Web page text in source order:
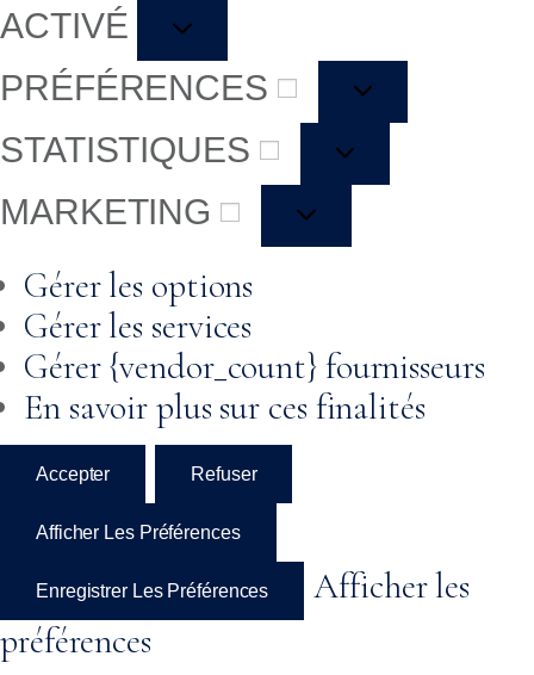
ACTIVÉ
PRÉFÉRENCES
STATISTIQUES
MARKETING
Gérer les options
Gérer les services
Gérer {vendor_count} fournisseurs
En savoir plus sur ces finalités
Accepter Refuser
Afficher Les Préférences
Enregistrer Les Préférences
Afficher les
préférences